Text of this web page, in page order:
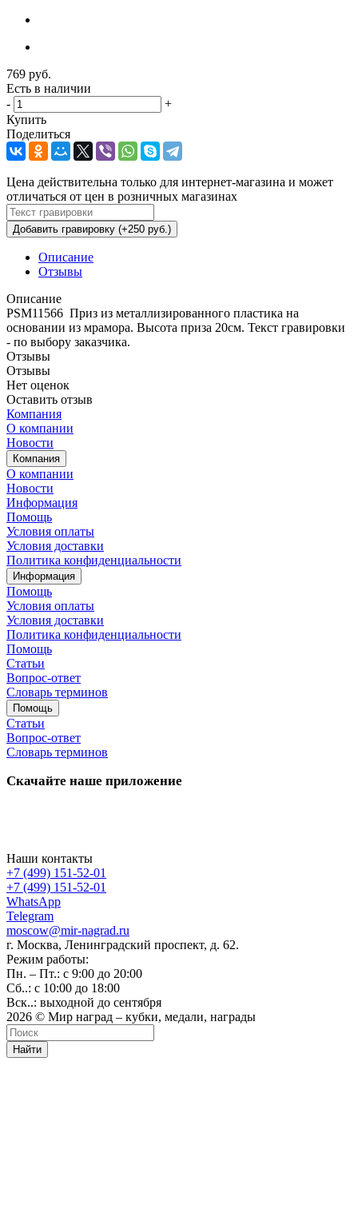
769 руб.
Есть в наличии
-
+
Купить
Поделиться
Цена действительна только для интернет-магазина и может
отличаться от цен в розничных магазинах
Добавить гравировку (+250 руб.)
Описание
Отзывы
Описание
PSM11566 Приз из металлизированного пластика на
основании из мрамора. Высота приза 20см. Текст гравировки
- по выбору заказчика.
Отзывы
Отзывы
Нет оценок
Оставить отзыв
Компания
О компании
Новости
Компания
О компании
Новости
Информация
Помощь
Условия оплаты
Условия доставки
Политика конфиденциальности
Информация
Помощь
Условия оплаты
Условия доставки
Политика конфиденциальности
Помощь
Статьи
Вопрос-ответ
Словарь терминов
Помощь
Статьи
Вопрос-ответ
Словарь терминов
Скачайте наше приложение
Наши контакты
+7 (499) 151-52-01
+7 (499) 151-52-01
WhatsApp
Telegram
moscow@mir-nagrad.ru
г. Москва, Ленинградский проспект, д. 62.
Режим работы:
Пн. – Пт.: с 9:00 до 20:00
Сб..: с 10:00 до 18:00
Вск..: выходной до сентября
2026 © Мир наград – кубки, медали, награды
Найти